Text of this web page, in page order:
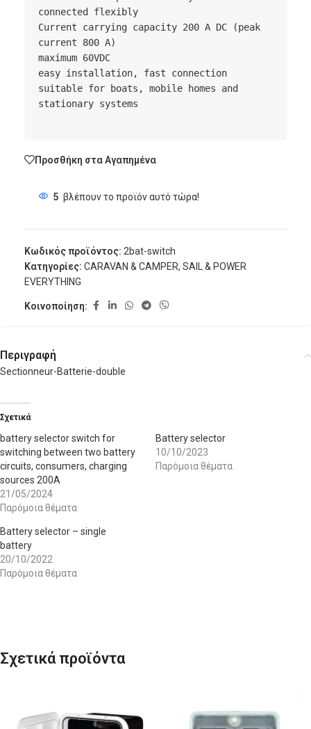
connected flexibly
Current carrying capacity 200 A DC (peak
current 800 A)
maximum 60VDC
easy installation, fast connection
suitable for boats, mobile homes and
stationary systems
Προσθήκη στα Αγαπημένα
5 βλέπουν το προϊόν αυτό τώρα!
Κωδικός προϊόντος: 2bat-switch
Κατηγορίες: CARAVAN & CAMPER, SAIL & POWER
EVERYTHING
Κοινοποίηση:
Περιγραφή
Sectionneur-Batterie-double
Σχετικά
battery selector switch for
switching between two battery
circuits, consumers, charging
sources 200A
21/05/2024
Παρόμοια θέματα
Battery selector
10/10/2023
Παρόμοια θέματα
Battery selector – single
battery
20/10/2022
Παρόμοια θέματα
Σχετικά προϊόντα